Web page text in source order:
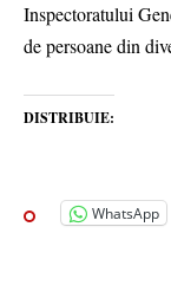
Inspectoratului
de persoane din
DISTRIBUIE:
WhatsApp